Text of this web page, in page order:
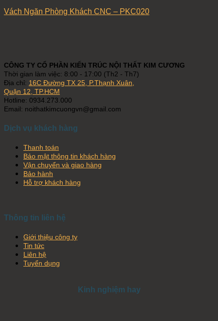
Vách Ngăn Phòng Khách CNC – PKC020
CÔNG TY CỔ PHẦN KIẾN TRÚC NỘI THẤT KIM CƯƠNG
Thời gian làm việc: 8:00 - 17:00 (Th2 - Th7)
Địa chỉ: 16C Đường TX 25, P.Thạnh Xuân,
Quận 12, TP.HCM
Hotline: 0934.273.000
Email: noithatkimcuongvn@gmail.com
Dịch vụ khách hàng
Thanh toán
Bảo mật thông tin khách hàng
Vận chuyển và giao hàng
Bảo hành
Hỗ trợ khách hàng
Thông tin liên hệ
Giới thiệu công ty
Tin tức
Liên hệ
Tuyển dụng
Kinh nghiệm hay